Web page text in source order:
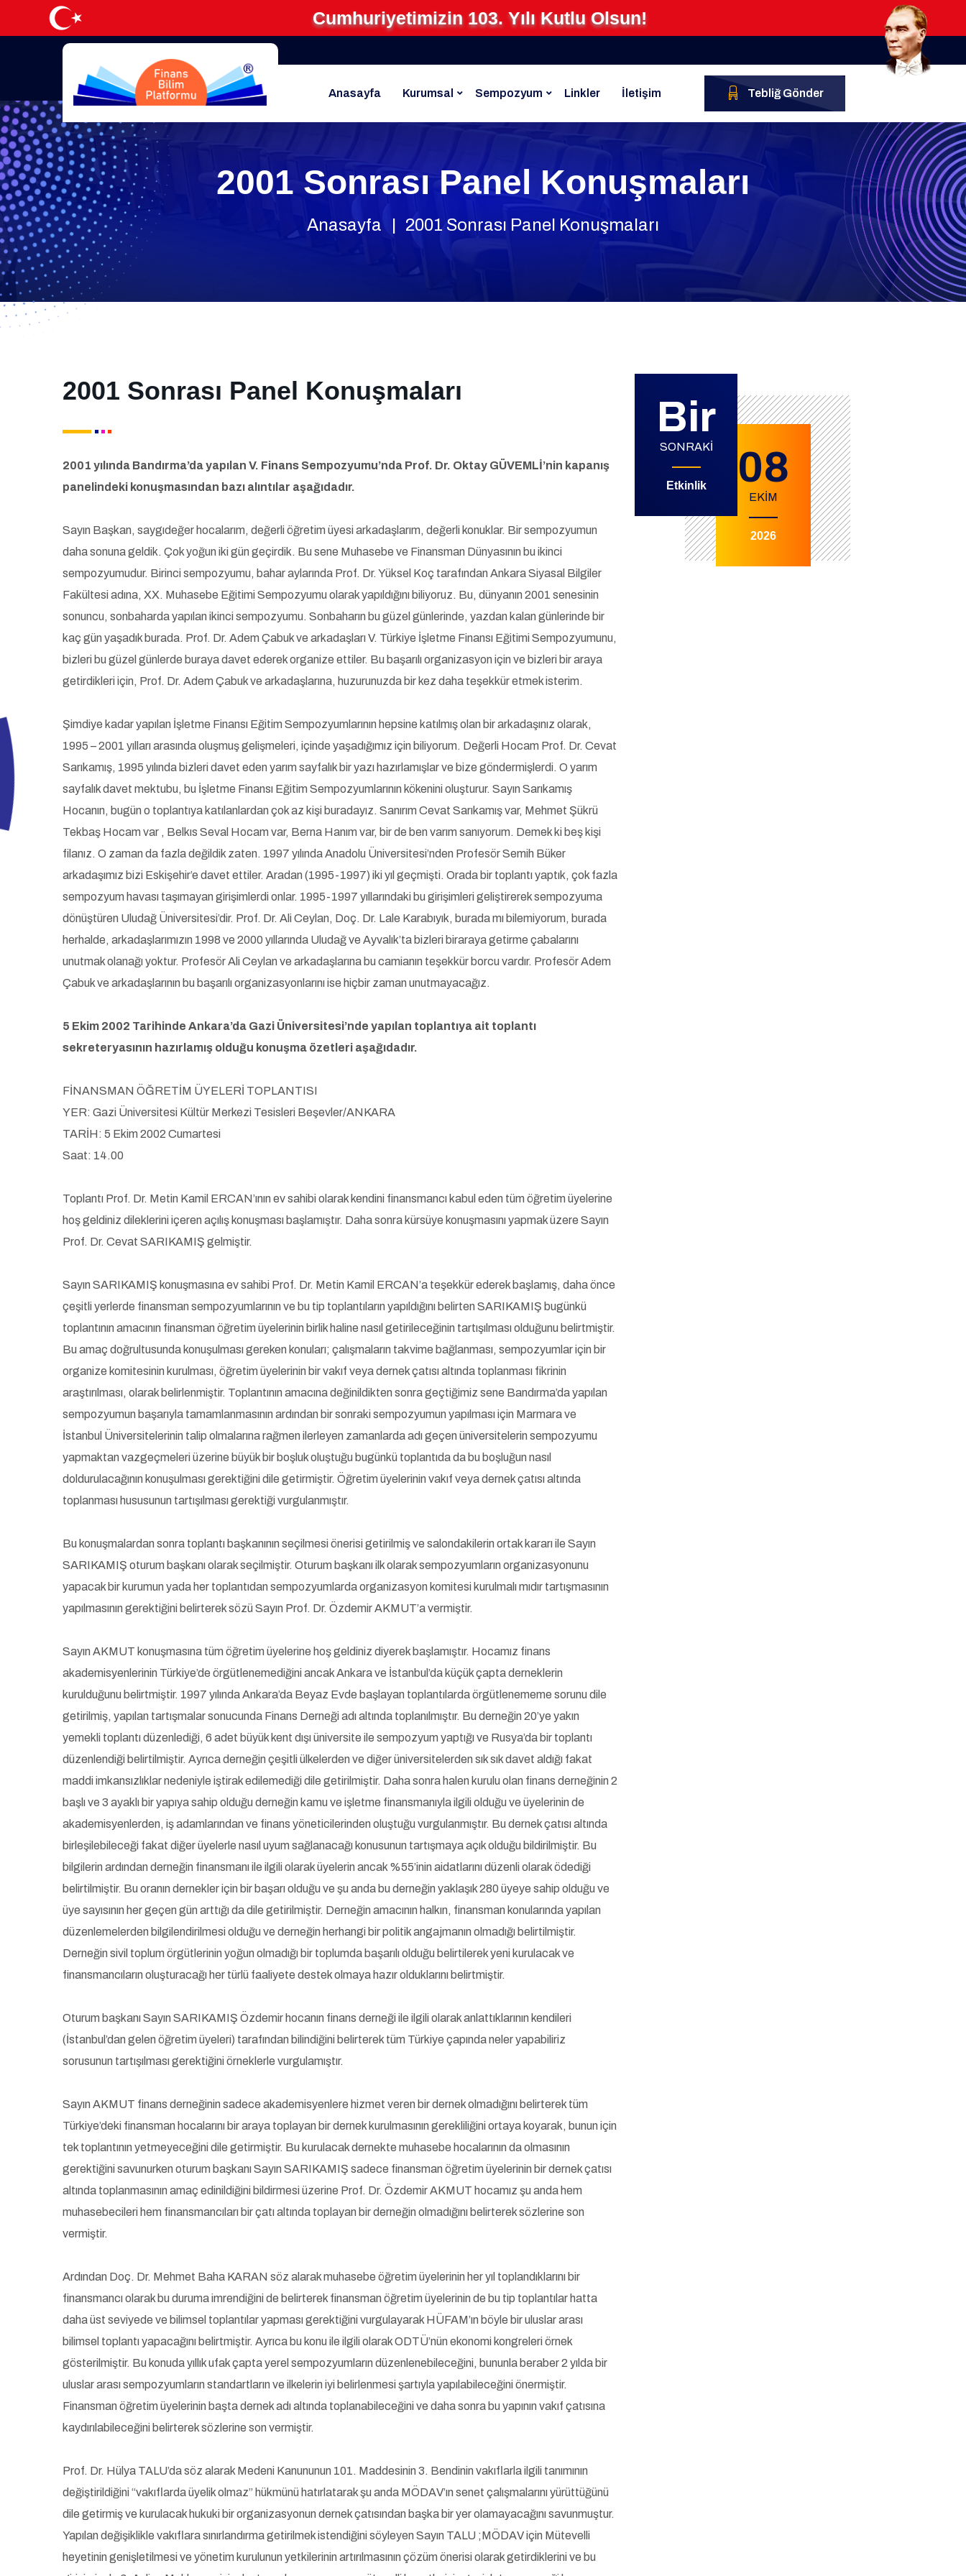
Cumhuriyetimizin 103. Yılı Kutlu Olsun!
Anasayfa Kurumsal Sempozyum Linkler İletişim Tebliğ Gönder
2001 Sonrası Panel Konuşmaları
Anasayfa 2001 Sonrası Panel Konuşmaları
2001 Sonrası Panel Konuşmaları
2001 yılında Bandırma’da yapılan V. Finans Sempozyumu’nda Prof. Dr. Oktay GÜVEMLİ’nin kapanış
panelindeki konuşmasından bazı alıntılar aşağıdadır.
Sayın Başkan, saygıdeğer hocalarım, değerli öğretim üyesi arkadaşlarım, değerli konuklar. Bir sempozyumun
daha sonuna geldik. Çok yoğun iki gün geçirdik. Bu sene Muhasebe ve Finansman Dünyasının bu ikinci
sempozyumudur. Birinci sempozyumu, bahar aylarında Prof. Dr. Yüksel Koç tarafından Ankara Siyasal Bilgiler
Fakültesi adına, XX. Muhasebe Eğitimi Sempozyumu olarak yapıldığını biliyoruz. Bu, dünyanın 2001 senesinin
sonuncu, sonbaharda yapılan ikinci sempozyumu. Sonbaharın bu güzel günlerinde, yazdan kalan günlerinde bir
kaç gün yaşadık burada. Prof. Dr. Adem Çabuk ve arkadaşları V. Türkiye İşletme Finansı Eğitimi Sempozyumunu,
bizleri bu güzel günlerde buraya davet ederek organize ettiler. Bu başarılı organizasyon için ve bizleri bir araya
getirdikleri için, Prof. Dr. Adem Çabuk ve arkadaşlarına, huzurunuzda bir kez daha teşekkür etmek isterim.
Şimdiye kadar yapılan İşletme Finansı Eğitim Sempozyumlarının hepsine katılmış olan bir arkadaşınız olarak,
1995 – 2001 yılları arasında oluşmuş gelişmeleri, içinde yaşadığımız için biliyorum. Değerli Hocam Prof. Dr. Cevat
Sarıkamış, 1995 yılında bizleri davet eden yarım sayfalık bir yazı hazırlamışlar ve bize göndermişlerdi. O yarım
sayfalık davet mektubu, bu İşletme Finansı Eğitim Sempozyumlarının kökenini oluşturur. Sayın Sarıkamış
Hocanın, bugün o toplantıya katılanlardan çok az kişi buradayız. Sanırım Cevat Sarıkamış var, Mehmet Şükrü
Tekbaş Hocam var , Belkıs Seval Hocam var, Berna Hanım var, bir de ben varım sanıyorum. Demek ki beş kişi
filanız. O zaman da fazla değildik zaten. 1997 yılında Anadolu Üniversitesi’nden Profesör Semih Büker
arkadaşımız bizi Eskişehir’e davet ettiler. Aradan (1995-1997) iki yıl geçmişti. Orada bir toplantı yaptık, çok fazla
sempozyum havası taşımayan girişimlerdi onlar. 1995-1997 yıllarındaki bu girişimleri geliştirerek sempozyuma
dönüştüren Uludağ Üniversitesi’dir. Prof. Dr. Ali Ceylan, Doç. Dr. Lale Karabıyık, burada mı bilemiyorum, burada
herhalde, arkadaşlarımızın 1998 ve 2000 yıllarında Uludağ ve Ayvalık’ta bizleri biraraya getirme çabalarını
unutmak olanağı yoktur. Profesör Ali Ceylan ve arkadaşlarına bu camianın teşekkür borcu vardır. Profesör Adem
Çabuk ve arkadaşlarının bu başarılı organizasyonlarını ise hiçbir zaman unutmayacağız.
5 Ekim 2002 Tarihinde Ankara’da Gazi Üniversitesi’nde yapılan toplantıya ait toplantı
sekreteryasının hazırlamış olduğu konuşma özetleri aşağıdadır.
FİNANSMAN ÖĞRETİM ÜYELERİ TOPLANTISI
YER: Gazi Üniversitesi Kültür Merkezi Tesisleri Beşevler/ANKARA
TARİH: 5 Ekim 2002 Cumartesi
Saat: 14.00
Toplantı Prof. Dr. Metin Kamil ERCAN’ının ev sahibi olarak kendini finansmancı kabul eden tüm öğretim üyelerine
hoş geldiniz dileklerini içeren açılış konuşması başlamıştır. Daha sonra kürsüye konuşmasını yapmak üzere Sayın
Prof. Dr. Cevat SARIKAMIŞ gelmiştir.
Sayın SARIKAMIŞ konuşmasına ev sahibi Prof. Dr. Metin Kamil ERCAN’a teşekkür ederek başlamış, daha önce
çeşitli yerlerde finansman sempozyumlarının ve bu tip toplantıların yapıldığını belirten SARIKAMIŞ bugünkü
toplantının amacının finansman öğretim üyelerinin birlik haline nasıl getirileceğinin tartışılması olduğunu belirtmiştir.
Bu amaç doğrultusunda konuşulması gereken konuları; çalışmaların takvime bağlanması, sempozyumlar için bir
organize komitesinin kurulması, öğretim üyelerinin bir vakıf veya dernek çatısı altında toplanması fikrinin
araştırılması, olarak belirlenmiştir. Toplantının amacına değinildikten sonra geçtiğimiz sene Bandırma’da yapılan
sempozyumun başarıyla tamamlanmasının ardından bir sonraki sempozyumun yapılması için Marmara ve
İstanbul Üniversitelerinin talip olmalarına rağmen ilerleyen zamanlarda adı geçen üniversitelerin sempozyumu
yapmaktan vazgeçmeleri üzerine büyük bir boşluk oluştuğu bugünkü toplantıda da bu boşluğun nasıl
doldurulacağının konuşulması gerektiğini dile getirmiştir. Öğretim üyelerinin vakıf veya dernek çatısı altında
toplanması hususunun tartışılması gerektiği vurgulanmıştır.
Bu konuşmalardan sonra toplantı başkanının seçilmesi önerisi getirilmiş ve salondakilerin ortak kararı ile Sayın
SARIKAMIŞ oturum başkanı olarak seçilmiştir. Oturum başkanı ilk olarak sempozyumların organizasyonunu
yapacak bir kurumun yada her toplantıdan sempozyumlarda organizasyon komitesi kurulmalı mıdır tartışmasının
yapılmasının gerektiğini belirterek sözü Sayın Prof. Dr. Özdemir AKMUT’a vermiştir.
Sayın AKMUT konuşmasına tüm öğretim üyelerine hoş geldiniz diyerek başlamıştır. Hocamız finans
akademisyenlerinin Türkiye’de örgütlenemediğini ancak Ankara ve İstanbul’da küçük çapta derneklerin
kurulduğunu belirtmiştir. 1997 yılında Ankara’da Beyaz Evde başlayan toplantılarda örgütlenememe sorunu dile
getirilmiş, yapılan tartışmalar sonucunda Finans Derneği adı altında toplanılmıştır. Bu derneğin 20’ye yakın
yemekli toplantı düzenlediği, 6 adet büyük kent dışı üniversite ile sempozyum yaptığı ve Rusya’da bir toplantı
düzenlendiği belirtilmiştir. Ayrıca derneğin çeşitli ülkelerden ve diğer üniversitelerden sık sık davet aldığı fakat
maddi imkansızlıklar nedeniyle iştirak edilemediği dile getirilmiştir. Daha sonra halen kurulu olan finans derneğinin 2
başlı ve 3 ayaklı bir yapıya sahip olduğu derneğin kamu ve işletme finansmanıyla ilgili olduğu ve üyelerinin de
akademisyenlerden, iş adamlarından ve finans yöneticilerinden oluştuğu vurgulanmıştır. Bu dernek çatısı altında
birleşilebileceği fakat diğer üyelerle nasıl uyum sağlanacağı konusunun tartışmaya açık olduğu bildirilmiştir. Bu
bilgilerin ardından derneğin finansmanı ile ilgili olarak üyelerin ancak %55’inin aidatlarını düzenli olarak ödediği
belirtilmiştir. Bu oranın dernekler için bir başarı olduğu ve şu anda bu derneğin yaklaşık 280 üyeye sahip olduğu ve
üye sayısının her geçen gün arttığı da dile getirilmiştir. Derneğin amacının halkın, finansman konularında yapılan
düzenlemelerden bilgilendirilmesi olduğu ve derneğin herhangi bir politik angajmanın olmadığı belirtilmiştir.
Derneğin sivil toplum örgütlerinin yoğun olmadığı bir toplumda başarılı olduğu belirtilerek yeni kurulacak ve
finansmancıların oluşturacağı her türlü faaliyete destek olmaya hazır olduklarını belirtmiştir.
Oturum başkanı Sayın SARIKAMIŞ Özdemir hocanın finans derneği ile ilgili olarak anlattıklarının kendileri
(İstanbul’dan gelen öğretim üyeleri) tarafından bilindiğini belirterek tüm Türkiye çapında neler yapabiliriz
sorusunun tartışılması gerektiğini örneklerle vurgulamıştır.
Sayın AKMUT finans derneğinin sadece akademisyenlere hizmet veren bir dernek olmadığını belirterek tüm
Türkiye’deki finansman hocalarını bir araya toplayan bir dernek kurulmasının gerekliliğini ortaya koyarak, bunun için
tek toplantının yetmeyeceğini dile getirmiştir. Bu kurulacak dernekte muhasebe hocalarının da olmasının
gerektiğini savunurken oturum başkanı Sayın SARIKAMIŞ sadece finansman öğretim üyelerinin bir dernek çatısı
altında toplanmasının amaç edinildiğini bildirmesi üzerine Prof. Dr. Özdemir AKMUT hocamız şu anda hem
muhasebecileri hem finansmancıları bir çatı altında toplayan bir derneğin olmadığını belirterek sözlerine son
vermiştir.
Ardından Doç. Dr. Mehmet Baha KARAN söz alarak muhasebe öğretim üyelerinin her yıl toplandıklarını bir
finansmancı olarak bu duruma imrendiğini de belirterek finansman öğretim üyelerinin de bu tip toplantılar hatta
daha üst seviyede ve bilimsel toplantılar yapması gerektiğini vurgulayarak HÜFAM’ın böyle bir uluslar arası
bilimsel toplantı yapacağını belirtmiştir. Ayrıca bu konu ile ilgili olarak ODTÜ’nün ekonomi kongreleri örnek
gösterilmiştir. Bu konuda yıllık ufak çapta yerel sempozyumların düzenlenebileceğini, bununla beraber 2 yılda bir
uluslar arası sempozyumların standartların ve ilkelerin iyi belirlenmesi şartıyla yapılabileceğini önermiştir.
Finansman öğretim üyelerinin başta dernek adı altında toplanabileceğini ve daha sonra bu yapının vakıf çatısına
kaydırılabileceğini belirterek sözlerine son vermiştir.
Prof. Dr. Hülya TALU’da söz alarak Medeni Kanununun 101. Maddesinin 3. Bendinin vakıflarla ilgili tanımının
değiştirildiğini “vakıflarda üyelik olmaz” hükmünü hatırlatarak şu anda MÖDAV’ın senet çalışmalarını yürüttüğünü
dile getirmiş ve kurulacak hukuki bir organizasyonun dernek çatısından başka bir yer olamayacağını savunmuştur.
Yapılan değişiklikle vakıflara sınırlandırma getirilmek istendiğini söyleyen Sayın TALU ;MÖDAV için Mütevelli
heyetinin genişletilmesi ve yönetim kurulunun yetkilerinin artırılmasının çözüm önerisi olarak getirdiklerini ve bu
08
EKİM
2026
Bir
SONRAKI
Etkinlik